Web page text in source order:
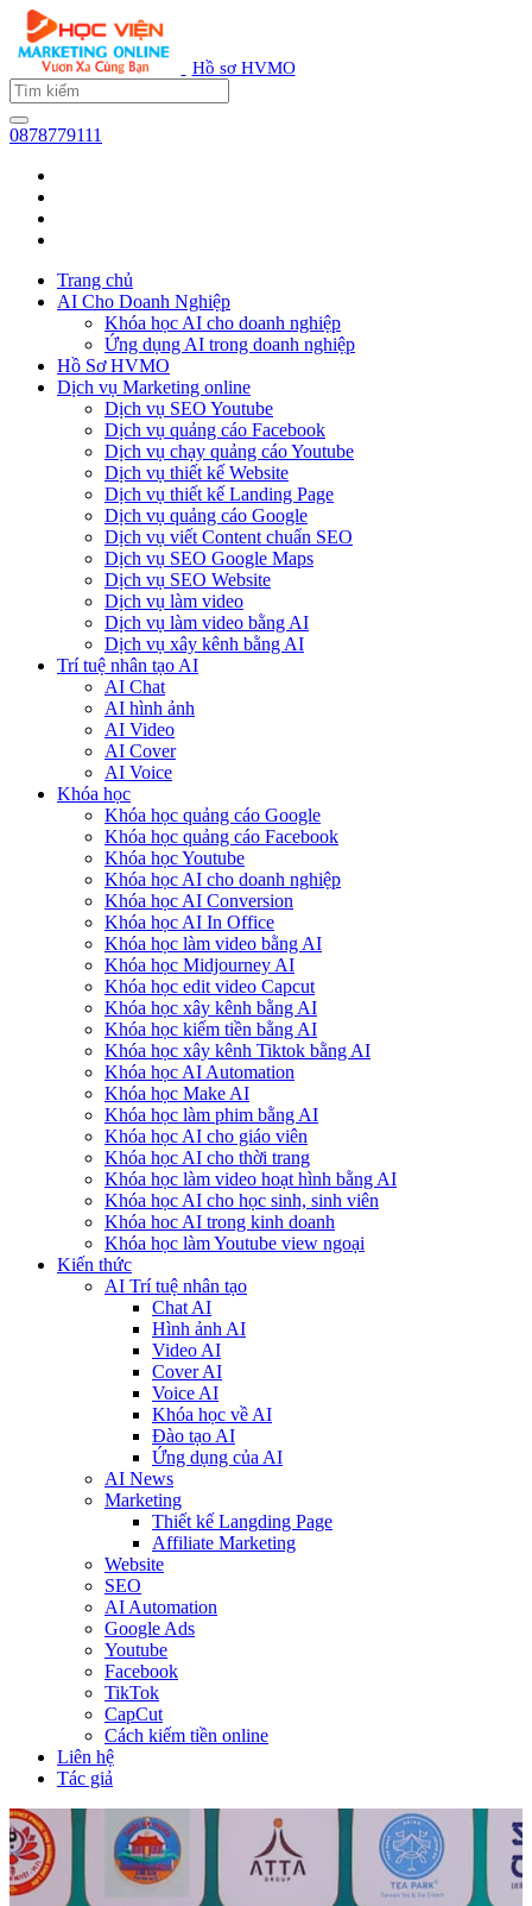
Hồ sơ HVMO
0878779111
Trang chủ
AI Cho Doanh Nghiệp
Khóa học AI cho doanh nghiệp
Ứng dụng AI trong doanh nghiệp
Hồ Sơ HVMO
Dịch vụ Marketing online
Dịch vụ SEO Youtube
Dịch vụ quảng cáo Facebook
Dịch vụ chạy quảng cáo Youtube
Dịch vụ thiết kế Website
Dịch vụ thiết kế Landing Page
Dịch vụ quảng cáo Google
Dịch vụ viết Content chuẩn SEO
Dịch vụ SEO Google Maps
Dịch vụ SEO Website
Dịch vụ làm video
Dịch vụ làm video bằng AI
Dịch vụ xây kênh bằng AI
Trí tuệ nhân tạo AI
AI Chat
AI hình ảnh
AI Video
AI Cover
AI Voice
Khóa học
Khóa học quảng cáo Google
Khóa học quảng cáo Facebook
Khóa học Youtube
Khóa học AI cho doanh nghiệp
Khóa học AI Conversion
Khóa học AI In Office
Khóa học làm video bằng AI
Khóa học Midjourney AI
Khóa học edit video Capcut
Khóa học xây kênh bằng AI
Khóa học kiếm tiền bằng AI
Khóa học xây kênh Tiktok bằng AI
Khóa học AI Automation
Khóa học Make AI
Khóa học làm phim bằng AI
Khóa học AI cho giáo viên
Khóa học AI cho thời trang
Khóa học làm video hoạt hình bằng AI
Khóa học AI cho học sinh, sinh viên
Khóa hoc AI trong kinh doanh
Khóa học làm Youtube view ngoại
Kiến thức
AI Trí tuệ nhân tạo
Chat AI
Hình ảnh AI
Video AI
Cover AI
Voice AI
Khóa học về AI
Đào tạo AI
Ứng dụng của AI
AI News
Marketing
Thiết kế Langding Page
Affiliate Marketing
Website
SEO
AI Automation
Google Ads
Youtube
Facebook
TikTok
CapCut
Cách kiếm tiền online
Liên hệ
Tác giả